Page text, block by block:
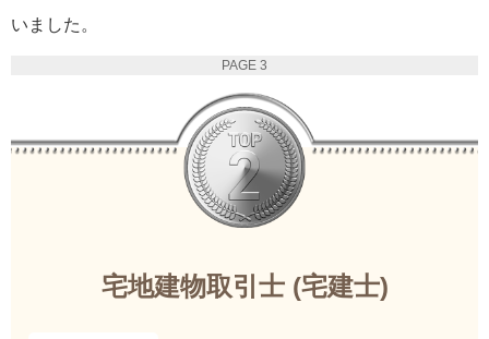
いました。
PAGE 3
宅地建物取引士 (宅建士)